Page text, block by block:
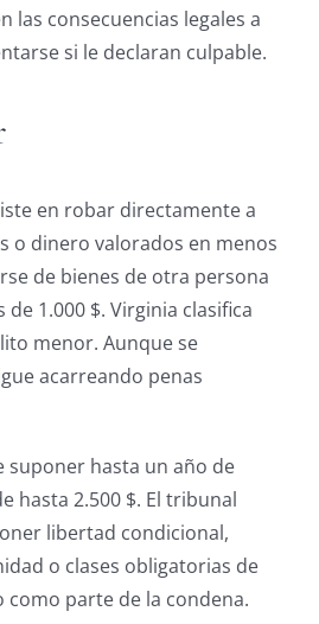
las consecuencias legales a
si le declaran culpable.
en robar directamente a
o dinero valorados en menos
de bienes de otra persona
1.000 $. Virginia clasifica
menor. Aunque se
acarreando penas
suponer hasta un año de
hasta 2.500 $. El tribunal
libertad condicional,
o clases obligatorias de
parte de la condena.